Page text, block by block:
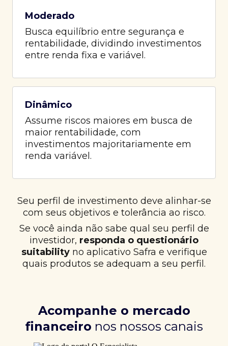
Moderado
Busca equilíbrio entre segurança e
rentabilidade, dividindo investimentos
entre renda fixa e variável.
Dinâmico
Assume riscos maiores em busca de
maior rentabilidade, com
investimentos majoritariamente em
renda variável.
Seu perfil de investimento deve alinhar-se
com seus objetivos e tolerância ao risco.
Se você ainda não sabe qual seu perfil de
investidor, responda o questionário
suitabilityno aplicativo Safra e verifique
quais produtos se adequam a seu perfil.
Acompanhe o mercado
financeiro nos nossos canais